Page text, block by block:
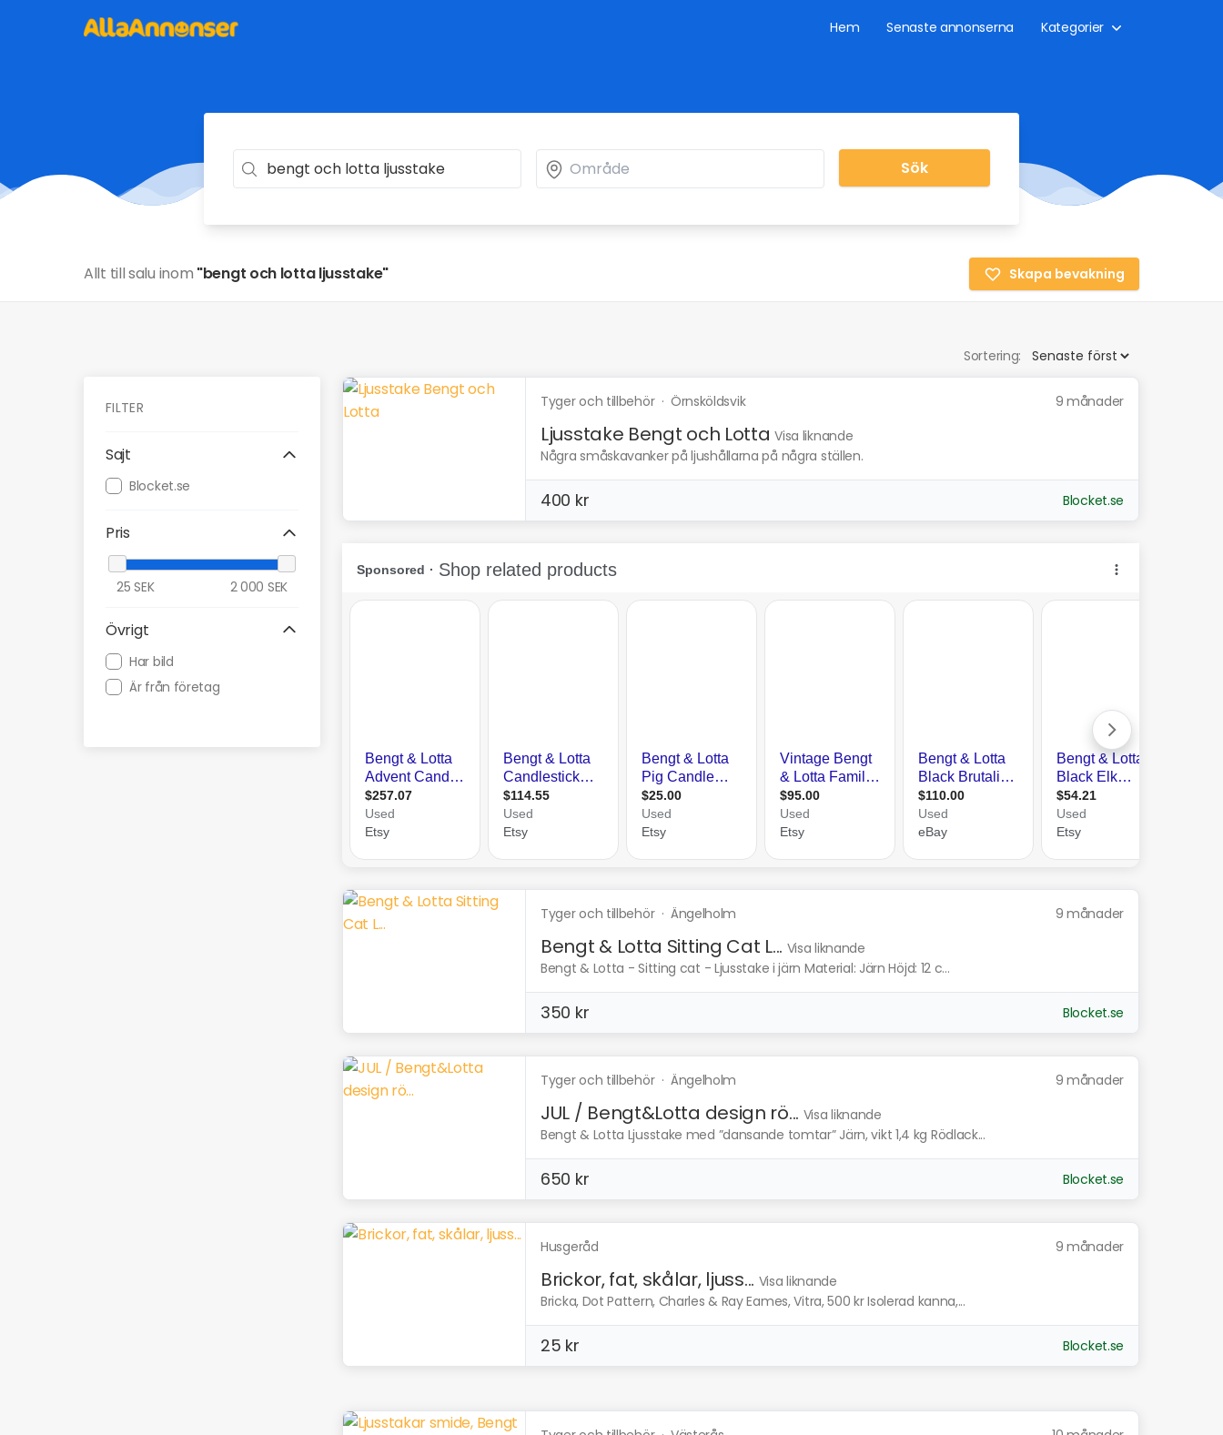
Hem Senaste annonserna Kategorier
Sök
Allt till salu inom "bengt och lotta ljusstake" Skapa bevakning
Sortering:
FILTER
Sajt
Blocket.se
Pris
25 SEK 2 000 SEK
Övrigt
Har bild
Är från företag
Tyger och tillbehör· Örnsköldsvik 9 månader
Ljusstake Bengt och Lotta Visa liknande
Några småskavanker på ljushållarna på några ställen.
400 kr Blocket.se
Tyger och tillbehör· Ängelholm 9 månader
Bengt & Lotta Sitting Cat L... Visa liknande
Bengt & Lotta - Sitting cat - Ljusstake i järn Material: Järn Höjd: 12 c...
350 kr Blocket.se
Tyger och tillbehör· Ängelholm 9 månader
JUL / Bengt&Lotta design rö... Visa liknande
Bengt & Lotta Ljusstake med ”dansande tomtar” Järn, vikt 1,4 kg Rödlack...
650 kr Blocket.se
Husgeråd 9 månader
Brickor, fat, skålar, ljuss... Visa liknande
Bricka, Dot Pattern, Charles & Ray Eames, Vitra, 500 kr Isolerad kanna,...
25 kr Blocket.se